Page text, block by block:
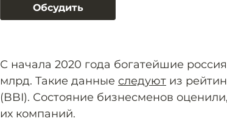
Обсудить
С начала 2020 года богатейшие
млрд. Такие данные следуют из
(BBI). Состояние бизнесменов
их компаний.